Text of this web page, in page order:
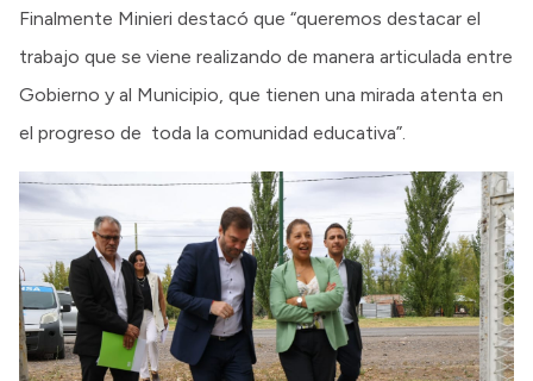
Finalmente Minieri destacó que “queremos destacar el
trabajo que se viene realizando de manera articulada entre
Gobierno y al Municipio, que tienen una mirada atenta en
el progreso de toda la comunidad educativa”.